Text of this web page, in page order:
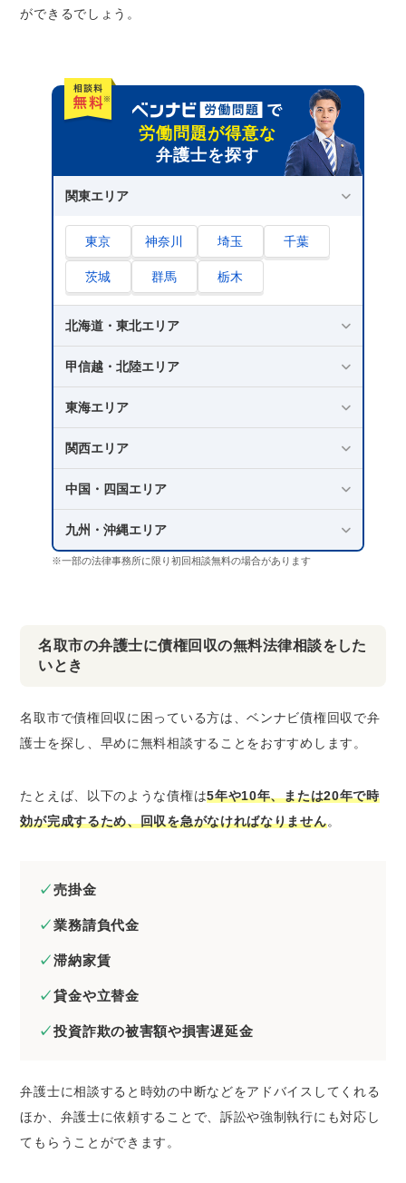
ができるでしょう。
労働問題が得意な
弁護士を探す
関東エリア
東京 神奈川 埼玉 千葉
茨城 群馬 栃木
北海道・東北エリア
甲信越・北陸エリア
東海エリア
関西エリア
中国・四国エリア
九州・沖縄エリア
※一部の法律事務所に限り初回相談無料の場合があります
名取市の弁護士に債権回収の無料法律相談をした
いとき
名取市で債権回収に困っている方は、ベンナビ債権回収で弁
護士を探し、早めに無料相談することをおすすめします。
たとえば、以下のような債権は5年や10年、または20年で時
効が完成するため、回収を急がなければなりません。
売掛金
業務請負代金
滞納家賃
貸金や立替金
投資詐欺の被害額や損害遅延金
弁護士に相談すると時効の中断などをアドバイスしてくれる
ほか、弁護士に依頼することで、訴訟や強制執行にも対応し
てもらうことができます。